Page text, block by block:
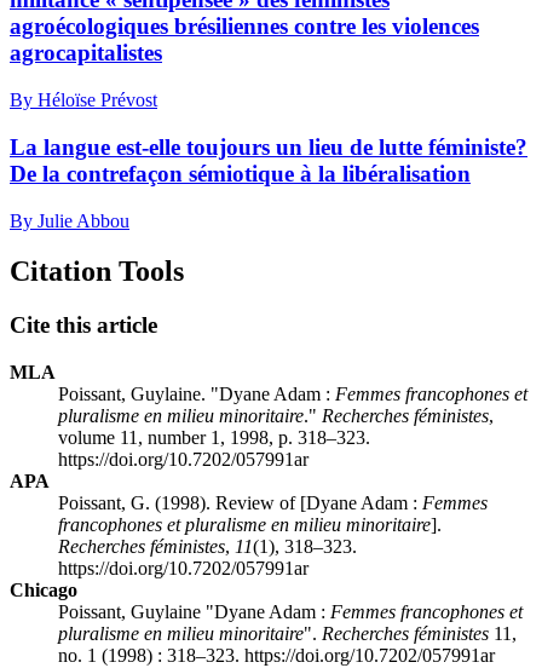
agroécologiques brésiliennes contre les violences
agrocapitalistes
By Héloïse Prévost
La langue est-elle toujours un lieu de lutte féministe?
De la contrefaçon sémiotique à la libéralisation
By Julie Abbou
Citation Tools
Cite this article
MLA
Poissant, Guylaine. "Dyane Adam : Femmes francophones et
pluralisme en milieu minoritaire." Recherches féministes,
volume 11, number 1, 1998, p. 318–323.
https://doi.org/10.7202/057991ar
APA
Poissant, G. (1998). Review of [Dyane Adam : Femmes
francophones et pluralisme en milieu minoritaire].
Recherches féministes, 11(1), 318–323.
https://doi.org/10.7202/057991ar
Chicago
Poissant, Guylaine "Dyane Adam : Femmes francophones et
pluralisme en milieu minoritaire". Recherches féministes 11,
no. 1 (1998) : 318–323. https://doi.org/10.7202/057991ar